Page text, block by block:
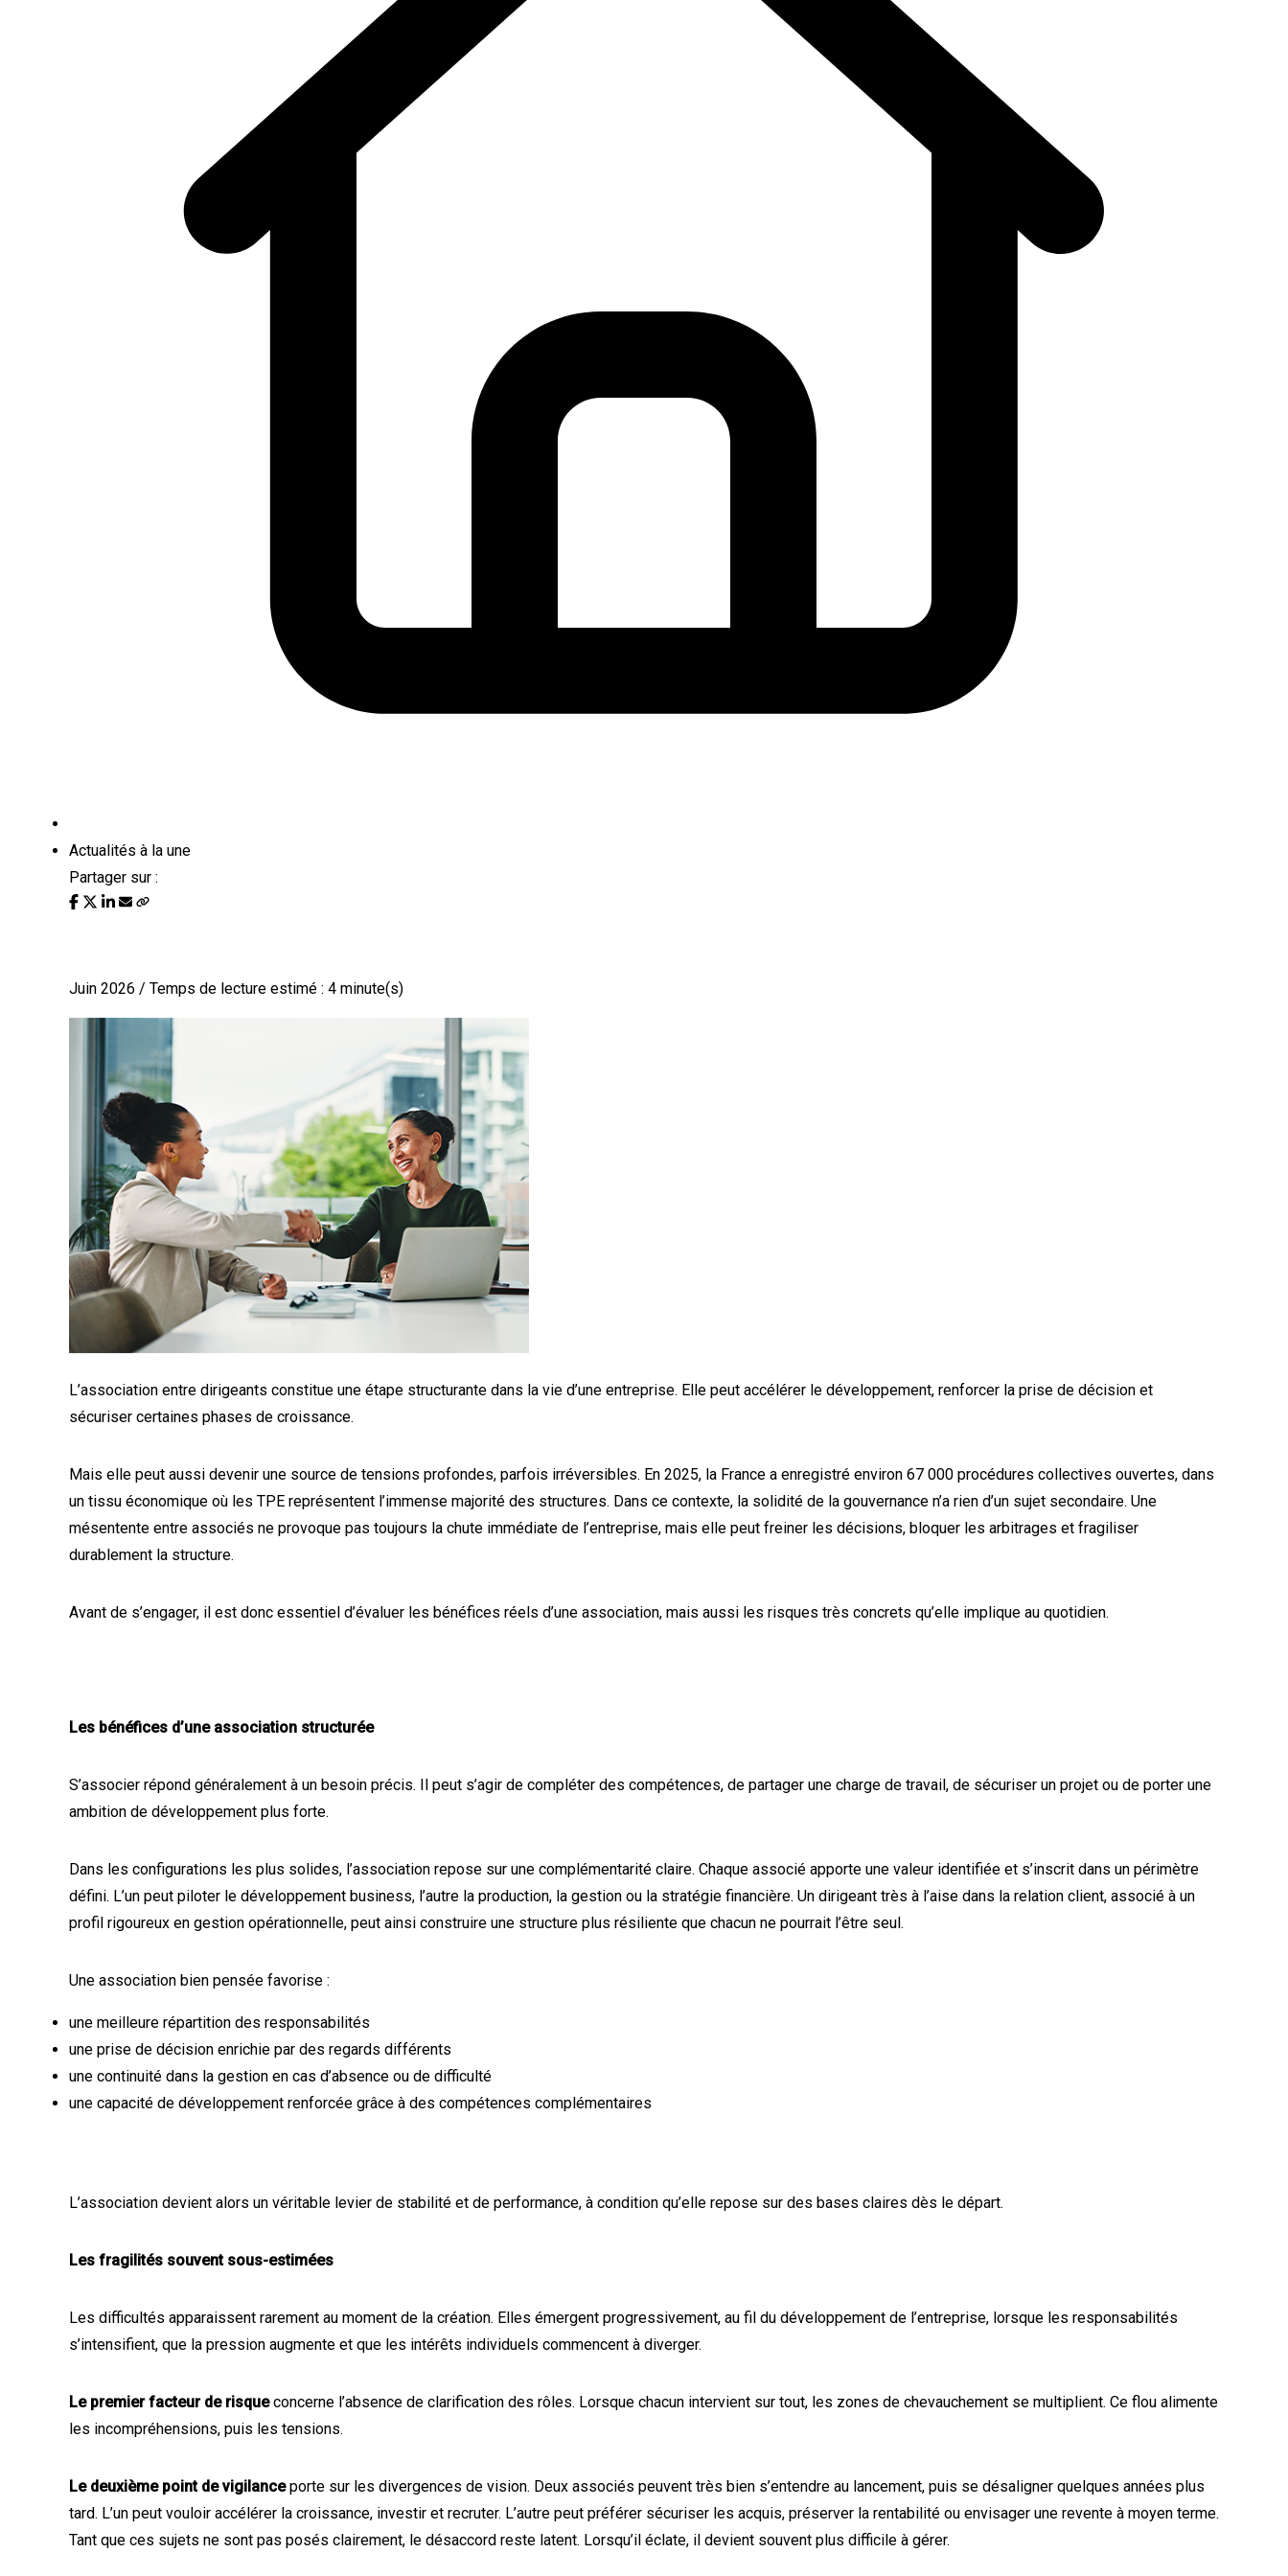
Actualités à la une
Partager sur :
Juin 2026 / Temps de lecture estimé : 4 minute(s)
L’association entre dirigeants constitue une étape structurante dans la vie d’une entreprise. Elle peut accélérer le développement, renforcer la prise de décision et
sécuriser certaines phases de croissance.
Mais elle peut aussi devenir une source de tensions profondes, parfois irréversibles. En 2025, la France a enregistré environ 67 000 procédures collectives ouvertes, dans
un tissu économique où les TPE représentent l’immense majorité des structures. Dans ce contexte, la solidité de la gouvernance n’a rien d’un sujet secondaire. Une
mésentente entre associés ne provoque pas toujours la chute immédiate de l’entreprise, mais elle peut freiner les décisions, bloquer les arbitrages et fragiliser
durablement la structure.
Avant de s’engager, il est donc essentiel d’évaluer les bénéfices réels d’une association, mais aussi les risques très concrets qu’elle implique au quotidien.
Les bénéfices d’une association structurée
S’associer répond généralement à un besoin précis. Il peut s’agir de compléter des compétences, de partager une charge de travail, de sécuriser un projet ou de porter une
ambition de développement plus forte.
Dans les configurations les plus solides, l’association repose sur une complémentarité claire. Chaque associé apporte une valeur identifiée et s’inscrit dans un périmètre
défini. L’un peut piloter le développement business, l’autre la production, la gestion ou la stratégie financière. Un dirigeant très à l’aise dans la relation client, associé à un
profil rigoureux en gestion opérationnelle, peut ainsi construire une structure plus résiliente que chacun ne pourrait l’être seul.
Une association bien pensée favorise :
une meilleure répartition des responsabilités
une prise de décision enrichie par des regards différents
une continuité dans la gestion en cas d’absence ou de difficulté
une capacité de développement renforcée grâce à des compétences complémentaires
L’association devient alors un véritable levier de stabilité et de performance, à condition qu’elle repose sur des bases claires dès le départ.
Les fragilités souvent sous-estimées
Les difficultés apparaissent rarement au moment de la création. Elles émergent progressivement, au fil du développement de l’entreprise, lorsque les responsabilités
s’intensifient, que la pression augmente et que les intérêts individuels commencent à diverger.
Le premier facteur de risqueconcerne l’absence de clarification des rôles. Lorsque chacun intervient sur tout, les zones de chevauchement se multiplient. Ce flou alimente
les incompréhensions, puis les tensions.
Le deuxième point de vigilanceporte sur les divergences de vision. Deux associés peuvent très bien s’entendre au lancement, puis se désaligner quelques années plus
tard. L’un peut vouloir accélérer la croissance, investir et recruter. L’autre peut préférer sécuriser les acquis, préserver la rentabilité ou envisager une revente à moyen terme.
Tant que ces sujets ne sont pas posés clairement, le désaccord reste latent. Lorsqu’il éclate, il devient souvent plus difficile à gérer.